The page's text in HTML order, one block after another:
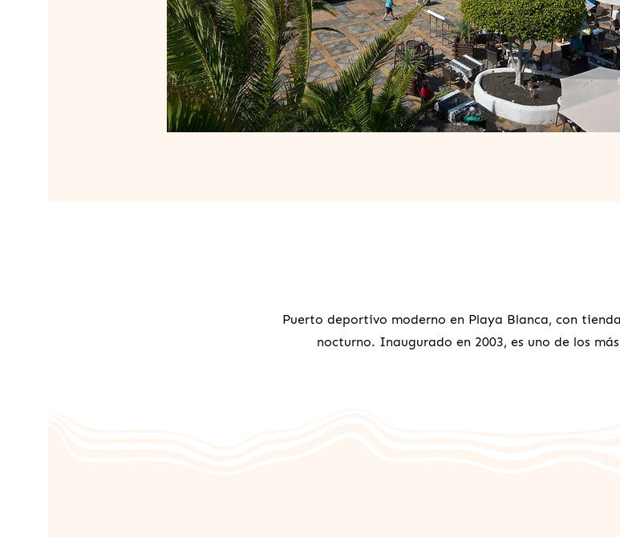
Puerto deportivo moderno en Playa Blanca, con
nocturno. Inaugurado en 2003, es uno de los